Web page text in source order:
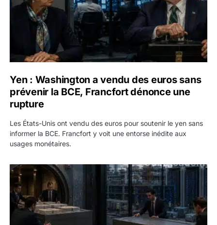
Yen : Washington a vendu des euros sans
prévenir la BCE, Francfort dénonce une
rupture
Les États-Unis ont vendu des euros pour soutenir le yen sans
informer la BCE. Francfort y voit une entorse inédite aux
usages monétaires.
Jane Street négocie le transfert de 11 milliards de